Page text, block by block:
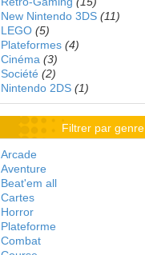
New Nintendo 3DS (11)
LEGO (5)
Plateformes (4)
Cinéma (3)
Société (2)
Nintendo 2DS (1)
Filtrer par genre
Arcade
Aventure
Beat'em all
Cartes
Horror
Plateforme
Combat